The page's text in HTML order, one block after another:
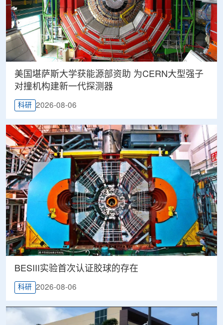
美国堪萨斯大学获能源部资助 为CERN大型强子
对撞机构建新一代探测器
科研 2026-08-06
BESIII实验首次认证胶球的存在
科研 2026-08-06